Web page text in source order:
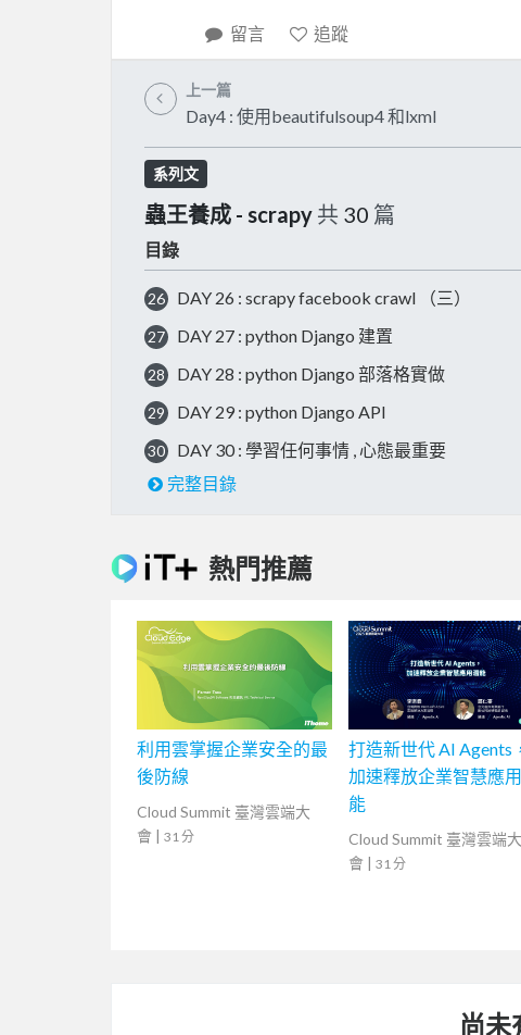
留言 追蹤
上一篇
Day4 : 使用beautifulsoup4 和lxml
系列文
蟲王養成 - scrapy 共 30 篇
目錄
26 DAY 26 : scrapy facebook crawl （三）
27 DAY 27 : python Django 建置
28 DAY 28 : python Django 部落格實做
29 DAY 29 : python Django API
30
DAY 30 : 學習任何事情 , 心態最重要
完整目錄
熱門推薦
利用雲掌握企業安全的最
後防線
Cloud Summit 臺灣雲端大
會 | 31 分
打造新世代 AI Agents
加速釋放企業智慧應
能
Cloud Summit 臺灣雲端大
會 | 31 分
尚未